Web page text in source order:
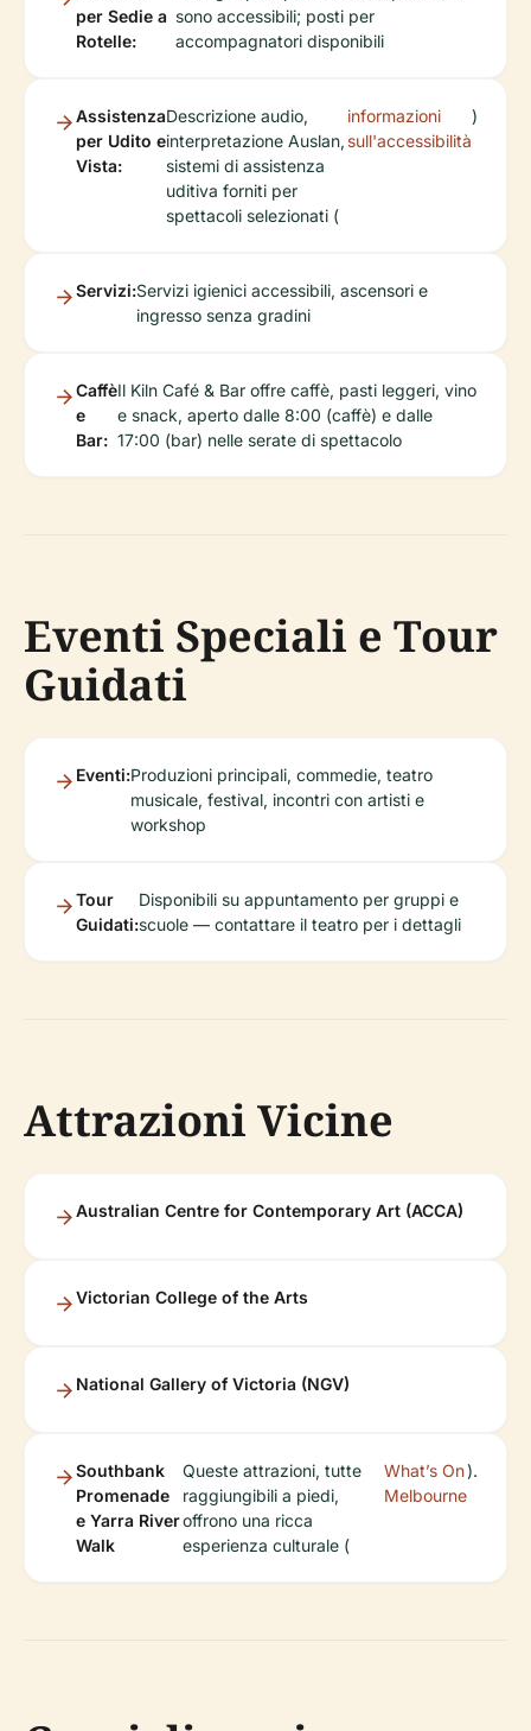
per Sedie a
Rotelle:
sono accessibili; posti per
accompagnatori disponibili
Assistenza
per Udito e
Vista:
Descrizione audio,
interpretazione Auslan,
sistemi di assistenza
uditiva forniti per
spettacoli selezionati (
informazioni
sull'accessibilità
)
Servizi:Servizi igienici accessibili, ascensori e
ingresso senza gradini
Caffè
e
Bar:
Il Kiln Café & Bar offre caffè, pasti leggeri, vino
e snack, aperto dalle 8:00 (caffè) e dalle
17:00 (bar) nelle serate di spettacolo
Eventi Speciali e Tour
Guidati
Eventi:Produzioni principali, commedie, teatro
musicale, festival, incontri con artisti e
workshop
Tour
Guidati:
Disponibili su appuntamento per gruppi e
scuole — contattare il teatro per i dettagli
Attrazioni Vicine
Australian Centre for Contemporary Art (ACCA)
Victorian College of the Arts
National Gallery of Victoria (NGV)
Southbank
Promenade
e Yarra River
Walk
Queste attrazioni, tutte
raggiungibili a piedi,
offrono una ricca
esperienza culturale (
What’s On
Melbourne
).